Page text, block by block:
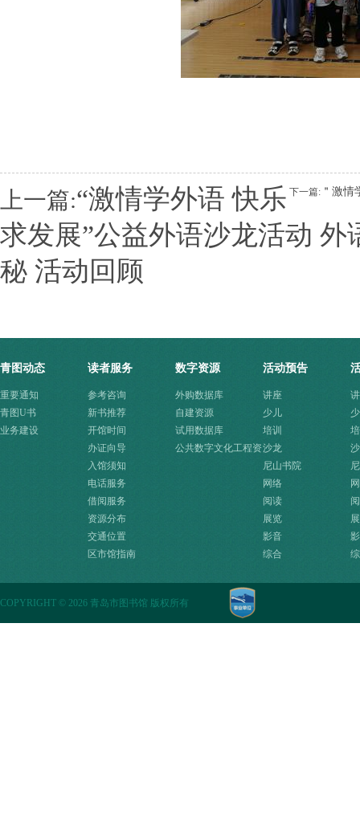
下一篇: ＂激
上一篇:“激情学外语 快乐
求发展”公益外语沙龙活动
秘 活动回顾
青图动态
重要通知
青图U书
业务建设
读者服务
参考咨询
新书推荐
开馆时间
办证向导
入馆须知
电话服务
借阅服务
资源分布
交通位置
区市馆指南
数字资源
外购数据库
自建资源
试用数据库
公共数字文化工程资
活动预告
讲座
少儿
培训
沙龙
尼山书院
网络
阅读
展览
影音
综合
COPYRIGHT © 2026 青岛市图书馆 版权所有